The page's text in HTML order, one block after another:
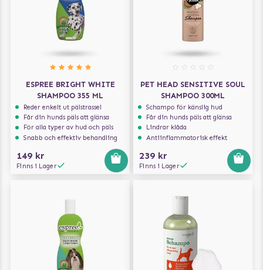
ESPREE BRIGHT WHITE
SHAMPOO 355 ML
Reder enkelt ut pälstrassel
Får din hunds päls att glänsa
För alla typer av hud och päls
Snabb och effektiv behandling
149 kr
Finns i Lager
PET HEAD SENSITIVE SOUL
SHAMPOO 300ML
Schampo för känslig hud
Får din hunds päls att glänsa
Lindrar klåda
Antiinflammatorisk effekt
239 kr
Finns i Lager